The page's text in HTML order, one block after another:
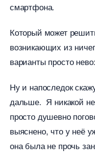
смартфона.
Который может
озникающих из
арианты просто
Ну и напоследок
дальше. Я никакой
просто душевно
ыяснено, что у неё
она была не прочь